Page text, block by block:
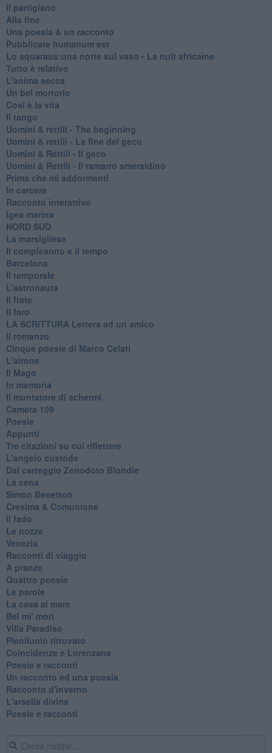
Il partigiano
Alla fine
Una poesia & un racconto
Pubblicare humanum est
Lo squaraus:una notte sul vaso - La nuit africaine
Tutto è relativo
L'anima secca
Un bel mortorio
Cosi è la vita
Il tango
​Uomini & rettili - The beginning
​Uomini & rettili - La fine del geco
Uomini & Rettili - Il geco
Uomini & Rettili - Il ramarro smeraldino
Prima che mi addormenti
In carcere
Racconto interattivo
Igea marina
​NORD SUD
La marsigliese
Il compleanno e il tempo
Barcelona
Il temporale
L'astronauta
Il frate
Il faro
​LA SCRITTURA Lettera ad un amico
Il romanzo
Cinque poesie di Marco Celati
L'airone
Il Mago
In memoria
Il montatore di schermi
Camera 109
Poesie
Appunti
Tre citazioni su cui riflettere
L'angelo custode
Dal carteggio Zenodoto Blondie
La cena
Simon Benetton
Cresima & Comunione
Il fado
Le nozze
Venezia
Racconti di viaggio
A pranzo
Quattro poesie
Le parole
La casa al mare
Bel mi' morì
Villa Paradiso
Plenilunio ritrovato
Coincidenze e Lorenzana
Poesie e racconti
Un racconto ed una poesia
Racconto d'inverno
​L'arsella divina
Poesie e racconti